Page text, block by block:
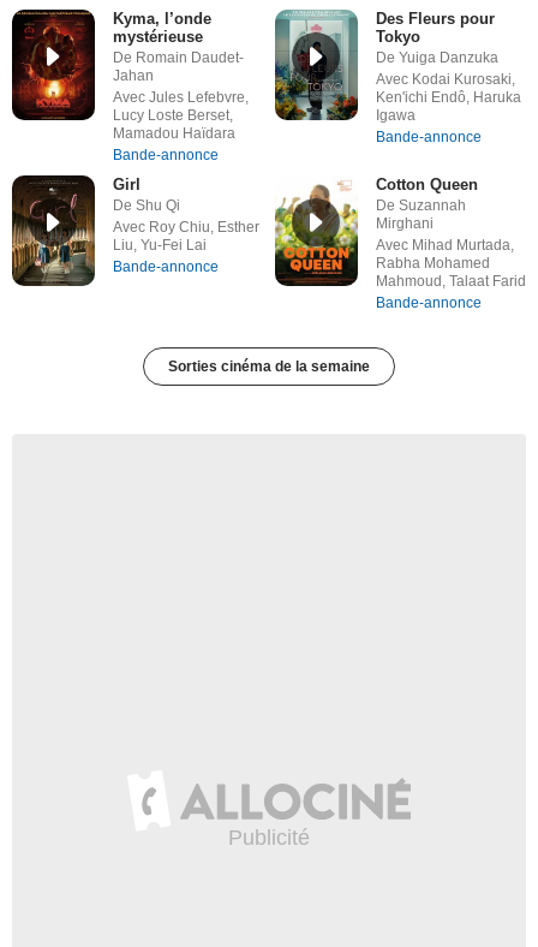
Kyma, l’onde
mystérieuse
De Romain Daudet-
Jahan
Avec Jules Lefebvre,
Lucy Loste Berset,
Mamadou Haïdara
Bande-annonce
Des Fleurs pour
Tokyo
De Yuiga Danzuka
Avec Kodai Kurosaki,
Ken'ichi Endô, Haruka
Igawa
Bande-annonce
Girl
De Shu Qi
Avec Roy Chiu, Esther
Liu, Yu-Fei Lai
Bande-annonce
Cotton Queen
De Suzannah
Mirghani
Avec Mihad Murtada,
Rabha Mohamed
Mahmoud, Talaat Farid
Bande-annonce
Sorties cinéma de la semaine